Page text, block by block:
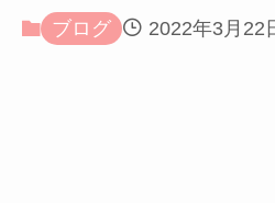
ブログ 2022年3月22